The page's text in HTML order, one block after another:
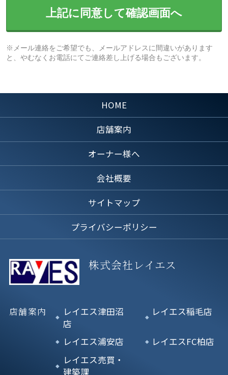
上記に同意して確認画面へ
※メール連絡をご希望でも、メールアドレスに間違いがあります
と、やむなくお電話にてご連絡差し上げる場合もございます。
HOME
店舗案内
オーナー様へ
会社概要
サイトマップ
プライバシーポリシー
株式会社レイエス
店舗案内
レイエス津田沼
店
レイエス稲毛店
レイエス浦安店
レイエスFC柏店
レイエス売買・
建築課